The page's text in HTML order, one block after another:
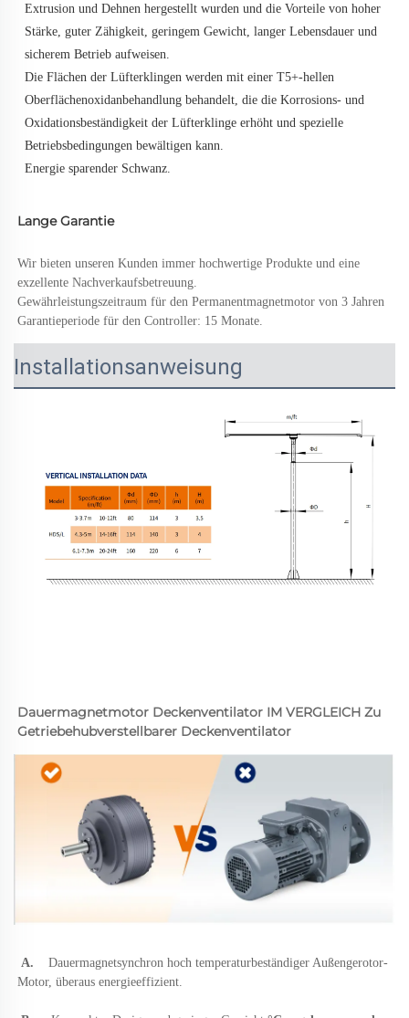
Extrusion und Dehnen hergestellt wurden und die Vorteile von hoher
Stärke, guter Zähigkeit, geringem Gewicht, langer Lebensdauer und
sicherem Betrieb aufweisen.
Die Flächen der Lüfterklingen werden mit einer T5+-hellen
Oberflächenoxidanbehandlung behandelt, die die Korrosions- und
Oxidationsbeständigkeit der Lüfterklinge erhöht und spezielle
Betriebsbedingungen bewältigen kann.
Energie sparender Schwanz.
Lange Garantie
Wir bieten unseren Kunden immer hochwertige Produkte und eine
exzellente Nachverkaufsbetreuung.
Gewährleistungszeitraum für den Permanentmagnetmotor von 3 Jahren
Garantieperiode für den Controller: 15 Monate.
Installationsanweisung
Dauermagnetmotor Deckenventilator IM VERGLEICH Zu
Getriebehubverstellbarer Deckenventilator
A. Dauermagnetsynchron hoch temperaturbeständiger Außengerotor-
Motor, überaus energieeffizient.